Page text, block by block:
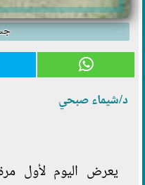
د/شيماء صبحي
يعرض اليوم لأول